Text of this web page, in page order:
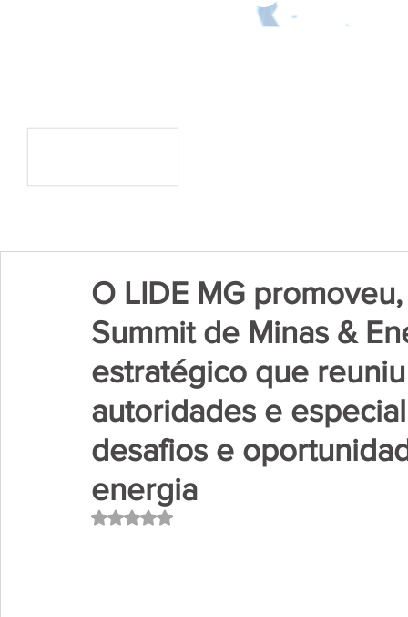
O LIDE MG
Summit de Minas &
estratégico que
autoridades e
desafios e
energia
Avaliado com NaN de 5 estrelas.